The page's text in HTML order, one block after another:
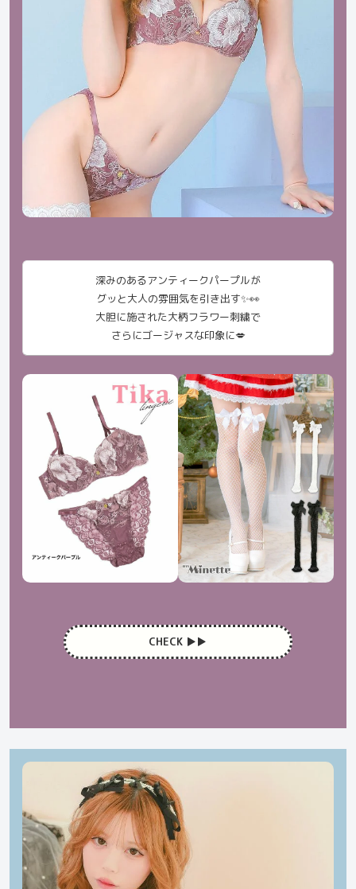
深みのあるアンティークパープルが
グッと大人の雰囲気を引き出す✨👀
大胆に施された大柄フラワー刺繍で
さらにゴージャスな印象に💋
CHECK ▶︎▶︎